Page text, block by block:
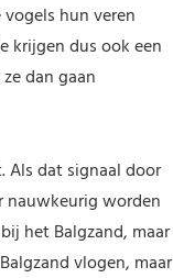
hun veren
krijgen dus ook een
dan gaan
Als dat signaal door
nauwkeurig worden
het Balgzand, maar
vlogen, maar